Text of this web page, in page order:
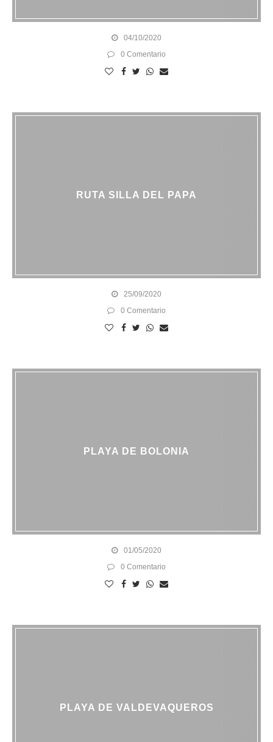
04/10/2020
0 Comentario
RUTA SILLA DEL PAPA
25/09/2020
0 Comentario
PLAYA DE BOLONIA
01/05/2020
0 Comentario
PLAYA DE VALDEVAQUEROS